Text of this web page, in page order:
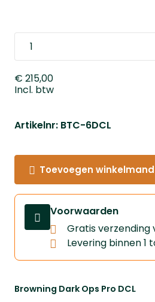
Browning Dark Ops Pro DCL
€ 215,00
Incl. btw
Artikelnr: BTC-6DCL
Toevoegen winkelmand
Voorwaarden
Gratis verzending
Levering binnen 1